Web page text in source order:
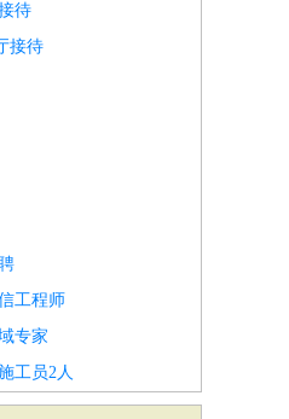
待
接待
工程师
专家
工员2人